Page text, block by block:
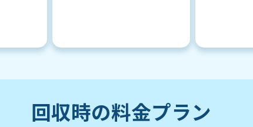
回収時の料金プラン